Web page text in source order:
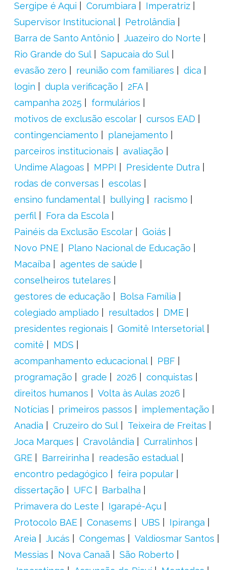
Sergipe é Aqui
Corumbiara
Imperatriz
Supervisor Institucional
Petrolândia
Barra de Santo Antônio
Juazeiro do Norte
Rio Grande do Sul
Sapucaia do Sul
evasão zero
reunião com familiares
dica
login
dupla verificação
2FA
campanha 2025
formulários
motivos de exclusão escolar
cursos EAD
contingenciamento
planejamento
parceiros institucionais
avaliação
Undime Alagoas
MPPI
Presidente Dutra
rodas de conversas
escolas
ensino fundamental
bullying
racismo
perfil
Fora da Escola
Painéis da Exclusão Escolar
Goiás
Novo PNE
Plano Nacional de Educação
Macaíba
agentes de saúde
conselheiros tutelares
gestores de educação
Bolsa Família
colegiado ampliado
resultados
DME
presidentes regionais
Gomitê Intersetorial
comitê
MDS
acompanhamento educacional
PBF
programação
grade 2026
conquistas
direitos humanos
Volta às Aulas 2026
Notícias
primeiros passos
implementação
Anadia
Cruzeiro do Sul
Teixeira de Freitas
Joca Marques
Cravolândia
Curralinhos
GRE
Barreirinha
readesão estadual
encontro pedagógico
feira popular
dissertação
UFC
Barbalha
Primavera do Leste
Igarapé-Açu
Protocolo BAE
Conasems UBS
Ipiranga
Areia
Jucás Congemas
Valdiosmar Santos
Messias
Nova Canaã
São Roberto